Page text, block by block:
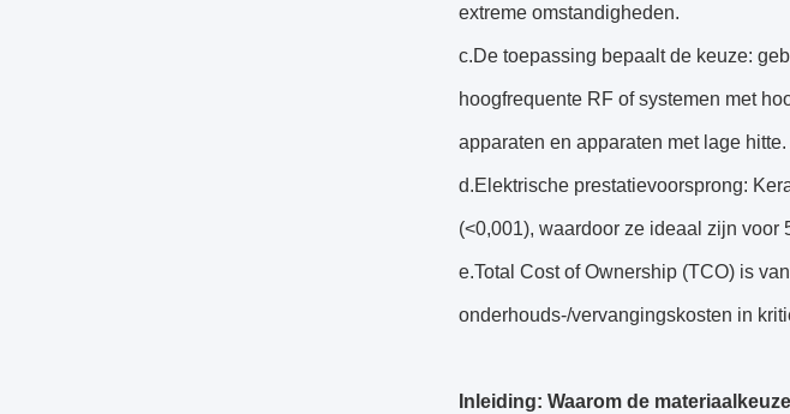
extreme omstandigheden.
c.De toepassing bepaalt de keuze:
hoogfrequente RF of systemen met
apparaten en apparaten met lage hitte.
d.Elektrische prestatievoorsprong:
(<0,001), waardoor ze ideaal zijn voor
e.Total Cost of Ownership (TCO) is
onderhouds-/vervangingskosten in
Inleiding: Waarom de